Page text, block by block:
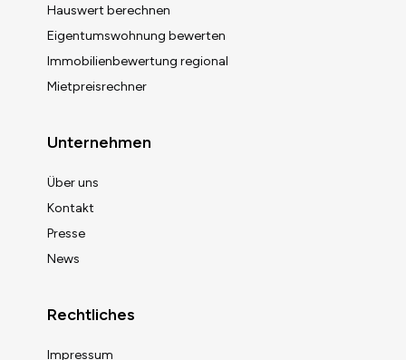
Hauswert berechnen
Eigentumswohnung bewerten
Immobilienbewertung regional
Mietpreisrechner
Unternehmen
Über uns
Kontakt
Presse
News
Rechtliches
Impressum